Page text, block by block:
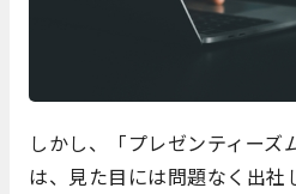
しかし、「プレゼンティーズ
は、見た目には問題なく出社